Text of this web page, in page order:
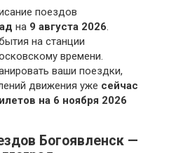
поездов
на 9 августа 2026.
на станции
времени.
ваши поездки,
движения уже сейчас
на 6 ноября 2026
Богоявленск —